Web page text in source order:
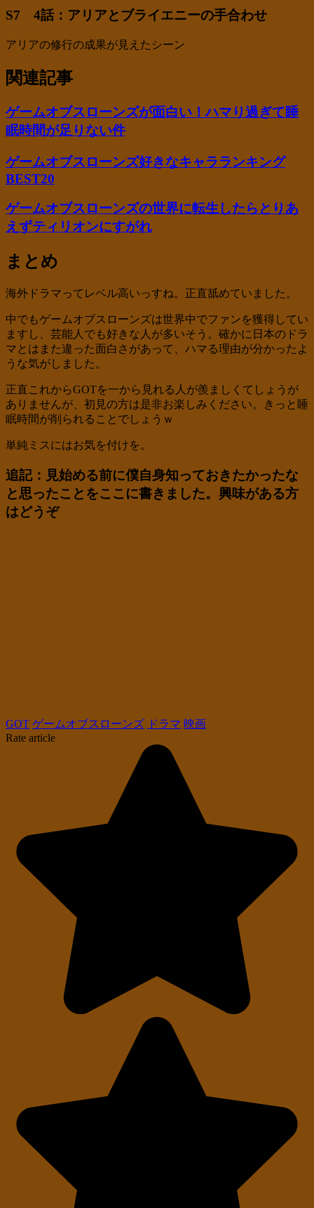
S7 4話：アリアとブライエニーの手合わせ
アリアの修行の成果が見えたシーン
関連記事
ゲームオブスローンズが面白い！ハマり過ぎて睡
眠時間が足りない件
ゲームオブスローンズ好きなキャラランキング
BEST20
ゲームオブスローンズの世界に転生したらとりあ
えずティリオンにすがれ
まとめ
海外ドラマってレベル高いっすね。正直舐めていました。
中でもゲームオブスローンズは世界中でファンを獲得してい
ますし、芸能人でも好きな人が多いそう。確かに日本のドラ
マとはまた違った面白さがあって、ハマる理由が分かったよ
うな気がしました。
正直これからGOTを一から見れる人が羨ましくてしょうが
ありませんが、初見の方は是非お楽しみください。きっと睡
眠時間が削られることでしょうｗ
単純ミスにはお気を付けを。
追記：見始める前に僕自身知っておきたかったな
と思ったことをここに書きました。興味がある方
はどうぞ
GOT ゲームオブスローンズ ドラマ 映画
Rate article